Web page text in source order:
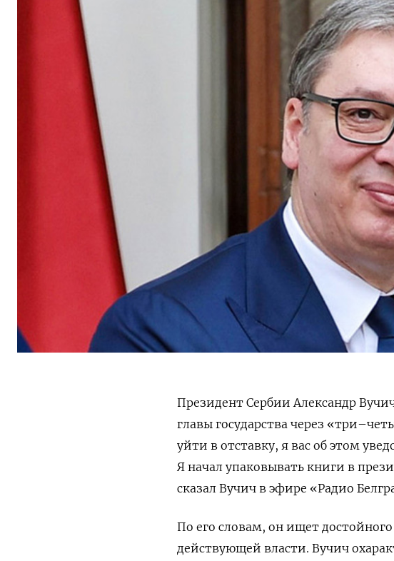
Президент Сербии Александр
главы государства через
уйти в отставку, я вас об этом
Я начал упаковывать книги в
сказал Вучич в эфире «Радио
По его словам, он ищет
действующей власти. Вучич